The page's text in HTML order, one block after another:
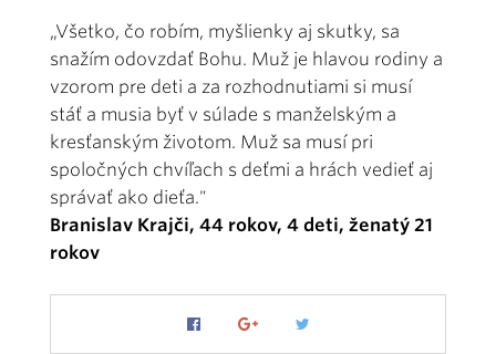
„Všetko, čo robím, myšlienky aj skutky, sa
snažím odovzdať Bohu. Muž je hlavou rodiny a
vzorom pre deti a za rozhodnutiami si musí
stáť a musia byť v súlade s manželským a
kresťanským životom. Muž sa musí pri
spoločných chvíľach s deťmi a hrách vedieť aj
správať ako dieťa."
Branislav Krajči, 44 rokov, 4 deti, ženatý 21
rokov